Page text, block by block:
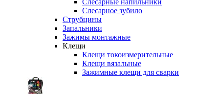
Слесарные напильники
Слесарное зубило
Струбцины
Запальники
Зажимы монтажные
Клещи
Клещи токоизмерительные
Клещи вязальные
Зажимные клещи для сварки